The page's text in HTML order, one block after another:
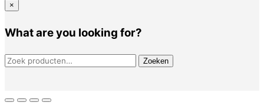
×
What are you looking for?
ZOEKEN NAAR: Zoeken